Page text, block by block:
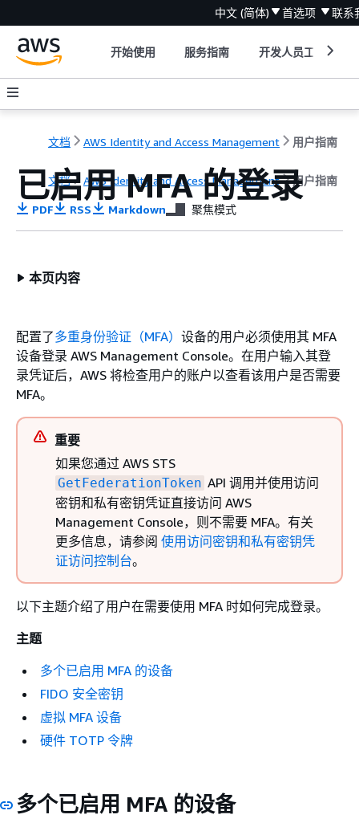
中文 (简体) 首选项 联系
开始使用 服务指南 开发人员工具
文档 AWS Identity and Access Management 用户指南
文档 AWS Identity and Access Management 用户指南
已启用 MFA 的登录
PDF RSS Markdown 聚焦模式
本页内容
配置了多重身份验证（MFA） 设备的用户必须使用其 MFA
设备登录 AWS Management Console。在用户输入其登
录凭证后，AWS 将检查用户的账户以查看该用户是否需要
MFA。
重要
如果您通过 AWS STS
GetFederationToken API 调用并使用访问
密钥和私有密钥凭证直接访问 AWS
Management Console，则不需要 MFA。有关
更多信息，请参阅 使用访问密钥和私有密钥凭
证访问控制台。
以下主题介绍了用户在需要使用 MFA 时如何完成登录。
主题
多个已启用 MFA 的设备
FIDO 安全密钥
虚拟 MFA 设备
硬件 TOTP 令牌
多个已启用 MFA 的设备